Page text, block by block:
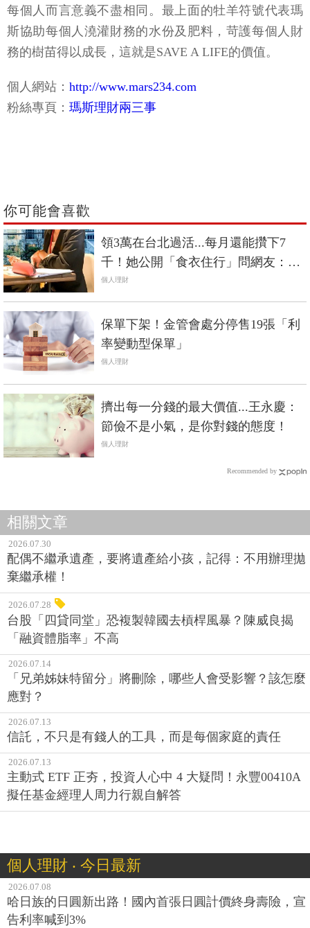
每個人而言意義不盡相同。最上面的牡羊符號代表瑪
斯協助每個人澆灌財務的水份及肥料，苛護每個人財
務的樹苗得以成長，這就是SAVE A LIFE的價值。
個人網站： http://www.mars234.com
粉絲專頁： 瑪斯理財兩三事
你可能會喜歡
領3萬在台北過活...每月還能攢下7
千！她公開「食衣住行」問網友：你
過得了這種生活？
個人理財
保單下架！金管會處分停售19張「利
率變動型保單」
個人理財
擠出每一分錢的最大價值...王永慶：
節儉不是小氣，是你對錢的態度！
個人理財
Recommended by
相關文章
2026.07.30
配偶不繼承遺產，要將遺產給小孩，記得：不用辦理拋
棄繼承權！
2026.07.28
台股「四貸同堂」恐複製韓國去槓桿風暴？陳威良揭
「融資體脂率」不高
2026.07.14
「兄弟姊妹特留分」將刪除，哪些人會受影響？該怎麼
應對？
2026.07.13
信託，不只是有錢人的工具，而是每個家庭的責任
2026.07.13
主動式 ETF 正夯，投資人心中 4 大疑問！永豐00410A
擬任基金經理人周力行親自解答
個人理財 ‧ 今日最新
2026.07.08
哈日族的日圓新出路！國內首張日圓計價終身壽險，宣
告利率喊到3%